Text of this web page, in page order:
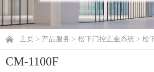
主页 > 产品服务 >松下门控五金系统 >松
CM-1100F